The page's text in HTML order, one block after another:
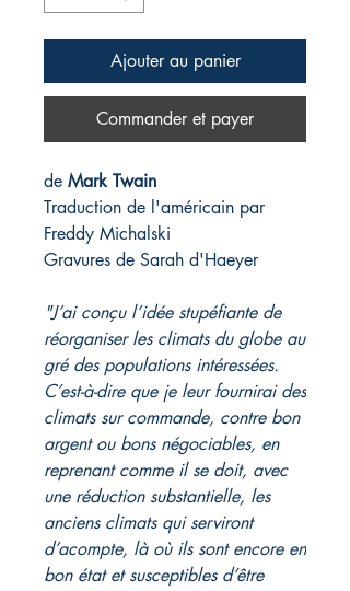
Ajouter au panier
Commander et payer
de Mark Twain
Traduction de l'américain par
Freddy Michalski
Gravures de Sarah d'Haeyer
"J’ai conçu l’idée stupéfiante de
réorganiser les climats du globe au
gré des populations intéressées.
C’est-à-dire que je leur fournirai des
climats sur commande, contre bon
argent ou bons négociables, en
reprenant comme il se doit, avec
une réduction substantielle, les
anciens climats qui serviront
d’acompte, là où ils sont encore en
bon état et susceptibles d’être